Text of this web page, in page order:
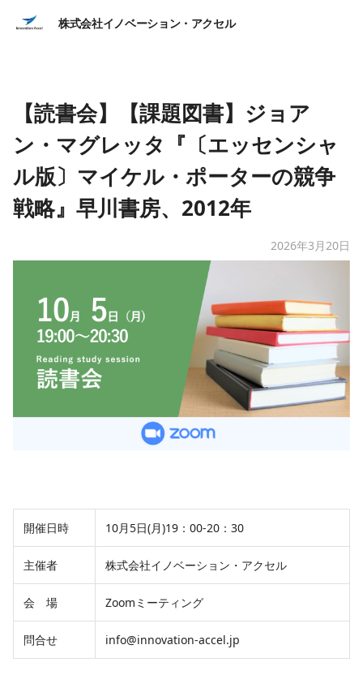
株式会社イノベーション・アクセル
【読書会】【課題図書】ジョア
ン・マグレッタ『〔エッセンシャ
ル版〕マイケル・ポーターの競争
戦略』早川書房、2012年
2026年3月20日
開催日時 10月5日(月)19：00-20：30
主催者 株式会社イノベーション・アクセル
会 場 Zoomミーティング
問合せ info@innovation-accel.jp